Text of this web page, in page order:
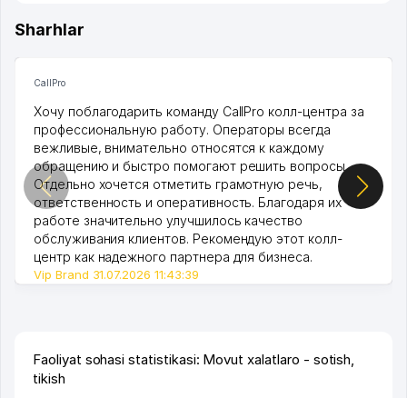
Sharhlar
CallPro
Хочу поблагодарить команду CallPro колл-центра за
профессиональную работу. Операторы всегда
вежливые, внимательно относятся к каждому
обращению и быстро помогают решить вопросы.
Отдельно хочется отметить грамотную речь,
ответственность и оперативность. Благодаря их
работе значительно улучшилось качество
обслуживания клиентов. Рекомендую этот колл-
центр как надежного партнера для бизнеса.
Vip Brand 31.07.2026 11:43:39
Faoliyat sohasi statistikasi: Movut xalatlaro - sotish,
tikish